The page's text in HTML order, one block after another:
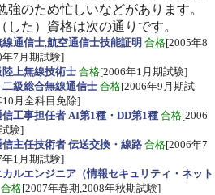
強のため忙しいなどがあります。
した）資格は次の通りです。
線通信士,航空通信士技能証明 合格[2005年8
年7月期試験]
陸上無線技術士 合格[2006年1月期試験]
二級総合無線通信士 合格[2006年9月期試
10月全科目免除]
信工事担任者 AI第1種・DD第1種 合格[2006
験]
信主任技術者 伝送交換・線路 合格[2006年7
年1月期試験]
カルエンジニア（情報セキュリティ・ネット
合格[2007年春期,2008年秋期試験]